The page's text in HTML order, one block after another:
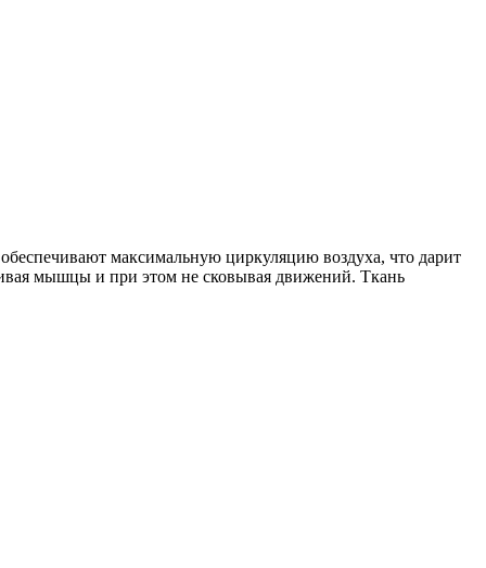
максимальную циркуляцию воздуха, что дарит
мышцы и при этом не сковывая движений. Ткань